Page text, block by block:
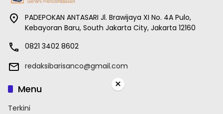
PADEPOKAN ANTASARI Jl. Brawijaya XI No. 4A Pulo,
Kebayoran Baru, South Jakarta City, Jakarta 12160
0821 3402 8602
redaksibarisanco@gmail.com
Menu
Terkini
×